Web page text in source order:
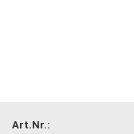
Art.Nr.: